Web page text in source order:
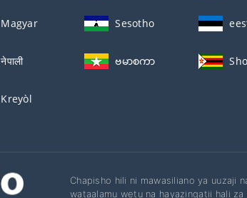
Magyar Sesotho
नेपाली ဗမာစကာ
Kreyòl
Chapisho hili ni mawasiliano ya uuzaji
wataalamu wetu na hayazingatii hali